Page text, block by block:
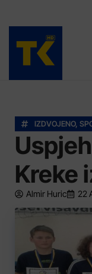
IZDVOJENO,
Kreke
Almir Huric 22